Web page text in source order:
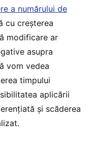
a numărului de
cu creșterea
modificare ar
asupra
vom vedea
timpului
aplicării
și scăderea